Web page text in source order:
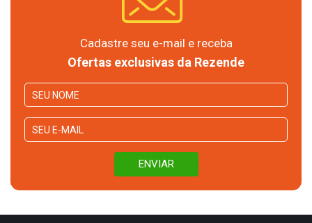
Cadastre seu e-mail e receba
Ofertas exclusivas da Rezende